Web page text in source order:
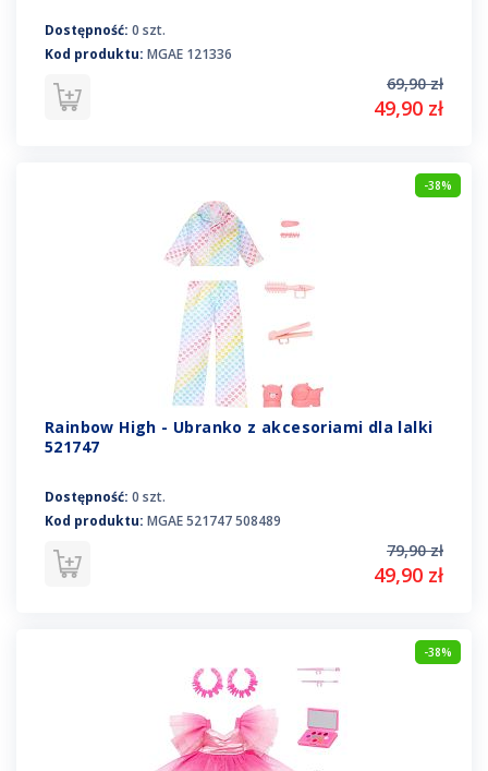
Dostępność: 0 szt.
Kod produktu: MGAE 121336
69,90 zł
49,90 zł
-38%
Rainbow High - Ubranko z akcesoriami dla lalki
521747
Dostępność: 0 szt.
Kod produktu: MGAE 521747 508489
79,90 zł
49,90 zł
-38%